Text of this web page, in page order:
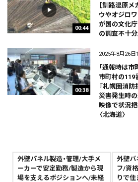
00:44
【釧路湿原メ
ウやオジロ
が国の文化
の調査不十分
00:38
2025年8月26日
「通報時は市
市町村の119
『札幌圏消
災害発生時
映像で状況
〈北海道〉
外壁パネル製造・管理/大手メ
ーカーで安定勤務/製造から現
場を支えるポジションへ/未経
外壁パ
フ/資
りで